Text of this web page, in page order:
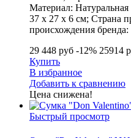
Материал: Натуральная
37 х 27 х 6 см; Страна
происхождения
29 448 руб -12% 25914
Купить
В избранное
Добавить к сравнению
Цена снижена!
Быстрый просмотр